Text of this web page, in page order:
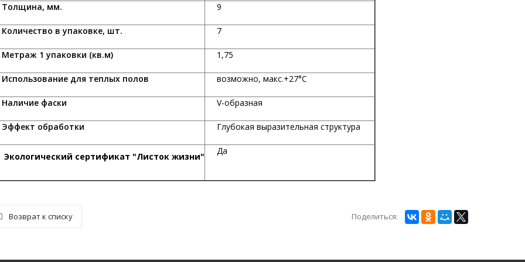
мм. 9
в упаковке, шт. 7
1 упаковки (кв.м) 1,75
для теплых полов возможно, макс.+27°С
фаски V-образная
обработки Глубокая выразительная структура
Экологический сертификат "Листок жизни"
Да
Возврат к списку Поделиться: